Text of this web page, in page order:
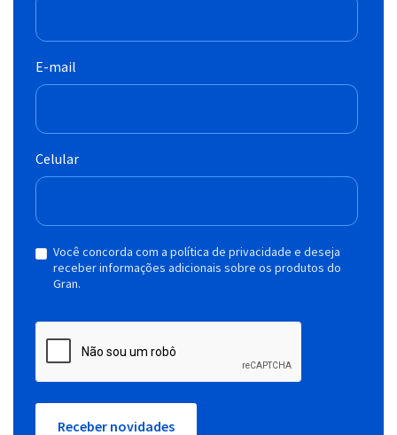
E-mail
Celular
Você concorda com a política de privacidade e deseja
receber informações adicionais sobre os produtos do
Gran.
Receber novidades